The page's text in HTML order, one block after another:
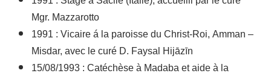
Mgr. Mazzarotto
1991 : Vicaire á la paroisse du Christ-Roi, Amman –
Misdar, avec le curé D. Faysal Hijāzīn
15/08/1993 : Catéchèse à Madaba et aide à la